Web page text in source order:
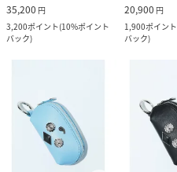
35,200 円
3,200ポイント(10%ポイント
バック)
20,900 円
1,900ポイント
バック)